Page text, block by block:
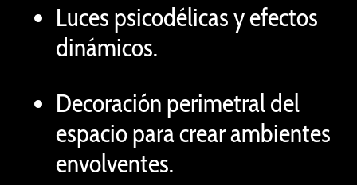
Luces psicodélicas y efectos
dinámicos.
Decoración perimetral del
espacio para crear ambientes
envolventes.